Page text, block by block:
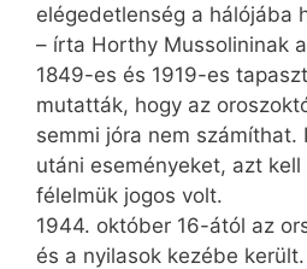
elégedetlenség a hálójába
– írta Horthy Mussolininak
1849-es és 1919-es
mutatták, hogy az
semmi jóra nem számíthat.
utáni eseményeket, azt
félelmük jogos volt.
1944. október 16-ától az
és a nyilasok kezébe